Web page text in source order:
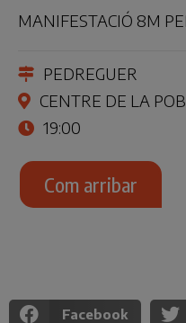
MANIFESTACIÓ 8M
PEDREGUER
CENTRE DE LA
19:00
Com arribar
Facebook